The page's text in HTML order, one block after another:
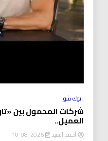
توك شو
شركات المحمول بين
العميل..
أحمد السيد 2026-08-10